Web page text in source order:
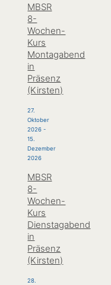
MBSR
8-
Wochen-
Kurs
Montagabend
in
Präsenz
(Kirsten)
27.
Oktober
2026 -
15.
Dezember
2026
MBSR
8-
Wochen-
Kurs
Dienstagabend
in
Präsenz
(Kirsten)
28.